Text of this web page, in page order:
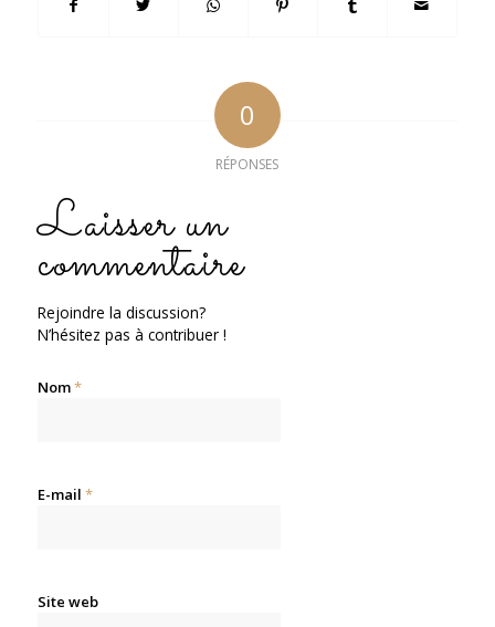
0
RÉPONSES
Laisser un
commentaire
Rejoindre la discussion?
N’hésitez pas à contribuer !
Nom*
E-mail *
Site web